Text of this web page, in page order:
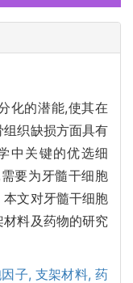
化的潜能,使其在
织缺损方面具有
中关键的优选细
要为牙髓干细胞
文对牙髓干细胞
料及药物的研究
因子,支架材料,药